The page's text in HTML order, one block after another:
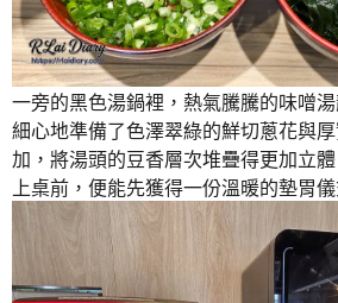
一旁的黑色湯鍋裡，熱氣騰騰的味噌
細心地準備了色澤翠綠的鮮切蔥花與
加，將湯頭的豆香層次堆疊得更加立
上桌前，便能先獲得一份溫暖的墊胃儀